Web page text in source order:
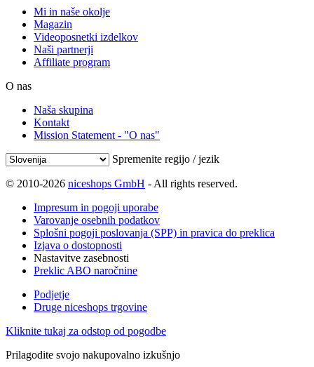
Mi in naše okolje
Magazin
Videoposnetki izdelkov
Naši partnerji
Affiliate program
O nas
Naša skupina
Kontakt
Mission Statement - "O nas"
Spremenite regijo / jezik
© 2010-2026 niceshops GmbH - All rights reserved.
Impresum in pogoji uporabe
Varovanje osebnih podatkov
Splošni pogoji poslovanja (SPP) in pravica do preklica
Izjava o dostopnosti
Nastavitve zasebnosti
Preklic ABO naročnine
Podjetje
Druge niceshops trgovine
Kliknite tukaj za odstop od pogodbe
Prilagodite svojo nakupovalno izkušnjo